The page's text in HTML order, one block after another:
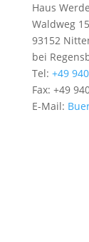
Haus
Waldweg
93152
bei
Tel: +49
Fax: +49
E-Mail: